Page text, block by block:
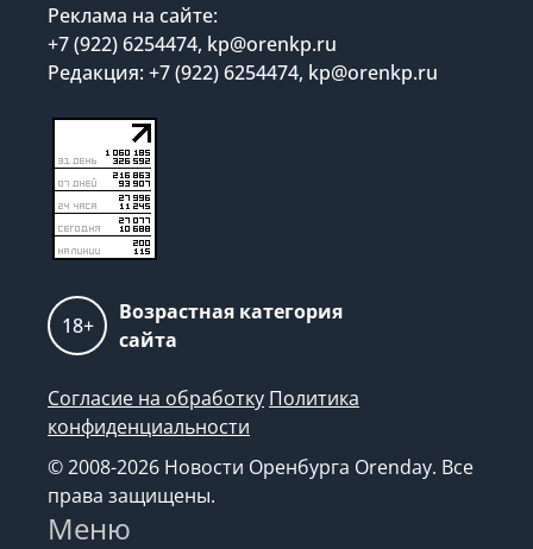
Реклама на сайте:
+7 (922) 6254474, kp@orenkp.ru
Редакция: +7 (922) 6254474, kp@orenkp.ru
18+
Возрастная категория
сайта
Согласие на обработку Политика
конфиденциальности
© 2008-2026 Новости Оренбурга Orenday. Все
права защищены.
Меню